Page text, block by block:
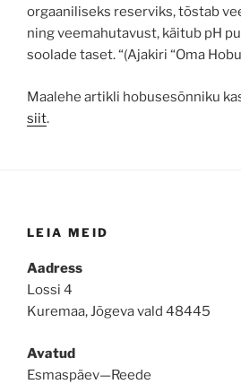
orgaaniliseks reserviks, tõstab
ning veemahutavust, käitub pH
soolade taset. “(Ajakiri “Oma
Maalehe artikli hobusesõnniku
siit.
LEIA MEID
Aadress
Lossi 4
Kuremaa, Jõgeva vald 48445
Avatud
Esmaspäev—Reede